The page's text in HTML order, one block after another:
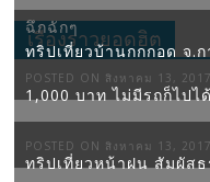
เรื่องราวยอดฮิต
ฉึกฉักๆ
POSTED ON สิงหาคม 13, 2017
ทริปเที่ยวบ้านกกกอด จ.
1,000 บาท ไม่มีรถก็ไปไ
POSTED ON สิงหาคม 13, 2017
ทริปเที่ยวหน้าฝน สัมผัส